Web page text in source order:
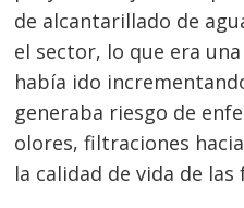
de alcantarillado de
el sector, lo que era
había ido
generaba riesgo de
olores, filtraciones
la calidad de vida de las